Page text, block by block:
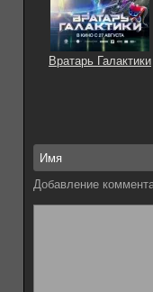
Вратарь Галактики
Добавление